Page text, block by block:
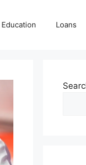
Education Loans